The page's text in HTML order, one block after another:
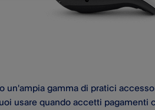
un'ampia gamma di pratici
usare quando accetti pagamenti